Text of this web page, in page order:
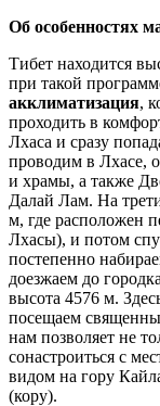
Об особенностях
Тибет находится
при такой
акклиматизация,
проходить в
Лхаса и сразу
проводим в Лхасе,
и храмы, а также
Далай Лам. На
м, где расположен
Лхасы), и потом
постепенно
доезжаем до
высота 4576 м.
посещаем
нам позволяет не
сонастроиться с
видом на гору
(кору).